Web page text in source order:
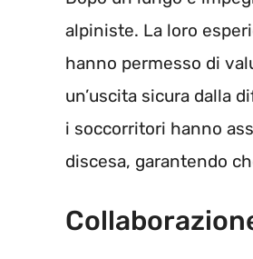
alpiniste. La loro
hanno permesso di
un’uscita sicura dalla
i soccorritori hanno
discesa, garantendo